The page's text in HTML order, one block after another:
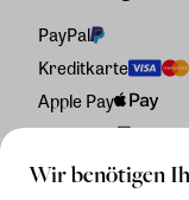
Wir benötigen
PayPal
Kreditkarte
Apple Pay
Rechnung